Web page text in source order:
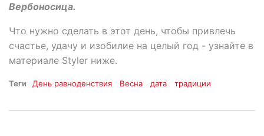
Вербоносица.
Что нужно сделать в этот день, чтобы привлечь
счастье, удачу и изобилие на целый год - узнайте в
материале Styler ниже.
Теги День равноденствия Весна дата традиции